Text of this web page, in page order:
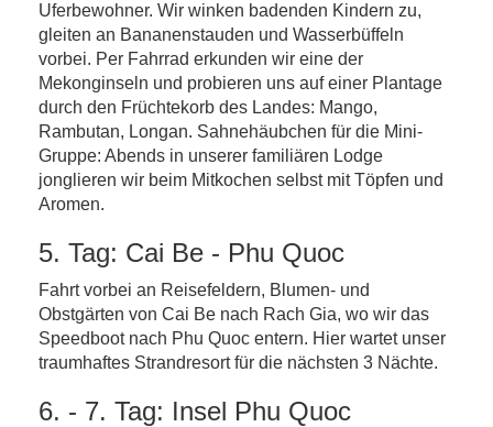
Uferbewohner. Wir winken badenden Kindern zu,
gleiten an Bananenstauden und Wasserbüffeln
vorbei. Per Fahrrad erkunden wir eine der
Mekonginseln und probieren uns auf einer Plantage
durch den Früchtekorb des Landes: Mango,
Rambutan, Longan. Sahnehäubchen für die Mini-
Gruppe: Abends in unserer familiären Lodge
jonglieren wir beim Mitkochen selbst mit Töpfen und
Aromen.
5. Tag: Cai Be - Phu Quoc
Fahrt vorbei an Reisefeldern, Blumen- und
Obstgärten von Cai Be nach Rach Gia, wo wir das
Speedboot nach Phu Quoc entern. Hier wartet unser
traumhaftes Strandresort für die nächsten 3 Nächte.
6. - 7. Tag: Insel Phu Quoc